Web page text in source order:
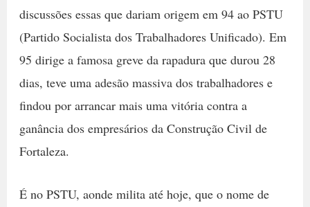
discussões essas que dariam origem em 94 ao PSTU
(Partido Socialista dos Trabalhadores Unificado). Em
95 dirige a famosa greve da rapadura que durou 28
dias, teve uma adesão massiva dos trabalhadores e
findou por arrancar mais uma vitória contra a
ganância dos empresários da Construção Civil de
Fortaleza.
É no PSTU, aonde milita até hoje, que o nome de